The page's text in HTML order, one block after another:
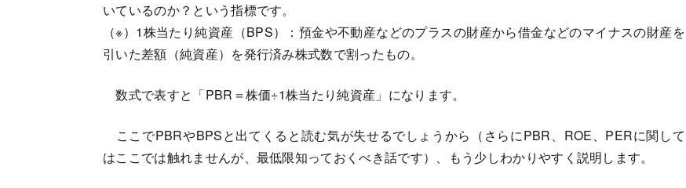
いているのか？という指標です。
（※）1株当たり純資産（BPS）：預金や不動産などのプラスの財産から借金などのマイナスの財産を
引いた差額（純資産）を発行済み株式数で割ったもの。
数式で表すと「PBR＝株価÷1株当たり純資産」になります。
ここでPBRやBPSと出てくると読む気が失せるでしょうから（さらにPBR、ROE、PERに関して
はここでは触れませんが、最低限知っておくべき話です）、もう少しわかりやすく説明します。